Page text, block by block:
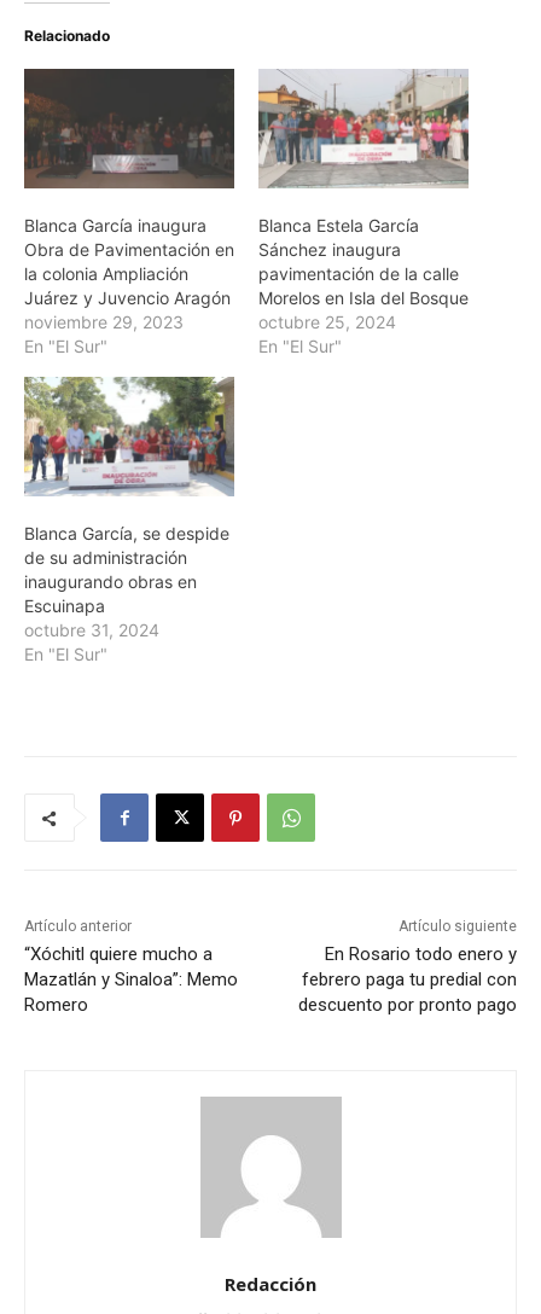
Relacionado
Blanca García inaugura
Obra de Pavimentación en
la colonia Ampliación
Juárez y Juvencio Aragón
noviembre 29, 2023
En "El Sur"
Blanca Estela García
Sánchez inaugura
pavimentación de la calle
Morelos en Isla del Bosque
octubre 25, 2024
En "El Sur"
Blanca García, se despide
de su administración
inaugurando obras en
Escuinapa
octubre 31, 2024
En "El Sur"
Artículo anterior
“Xóchitl quiere mucho a
Mazatlán y Sinaloa”: Memo
Romero
Artículo siguiente
En Rosario todo enero y
febrero paga tu predial con
descuento por pronto pago
Redacción